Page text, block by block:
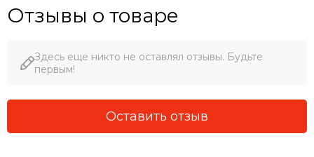
Отзывы о товаре
Здесь еще никто не оставлял отзывы. Будьте
первым!
Оставить отзыв